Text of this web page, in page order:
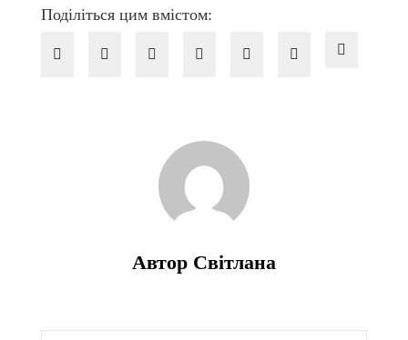
Поділіться цим вмістом:
Автор Світлана